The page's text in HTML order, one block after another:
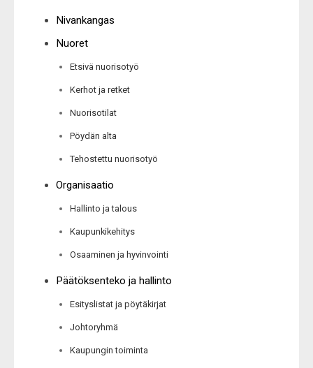
Nivankangas
Nuoret
Etsivä nuorisotyö
Kerhot ja retket
Nuorisotilat
Pöydän alta
Tehostettu nuorisotyö
Organisaatio
Hallinto ja talous
Kaupunkikehitys
Osaaminen ja hyvinvointi
Päätöksenteko ja hallinto
Esityslistat ja pöytäkirjat
Johtoryhmä
Kaupungin toiminta